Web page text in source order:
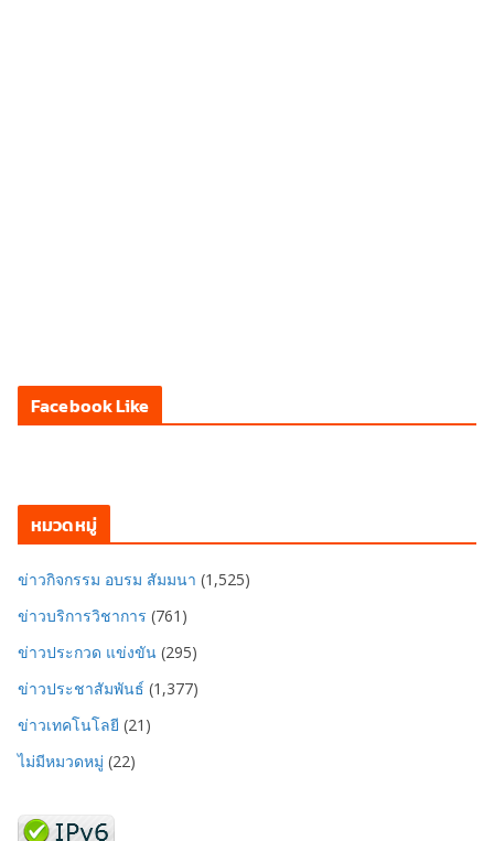
Facebook Like
หมวดหมู่
ข่าวกิจกรรม อบรม สัมมนา (1,525)
ข่าวบริการวิชาการ (761)
ข่าวประกวด แข่งขัน (295)
ข่าวประชาสัมพันธ์ (1,377)
ข่าวเทคโนโลยี (21)
ไม่มีหมวดหมู่ (22)